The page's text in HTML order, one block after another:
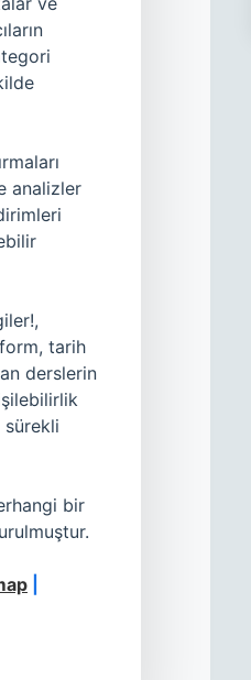
analizler
tarih
derslerin
sürekli
bir